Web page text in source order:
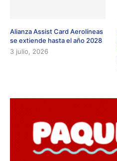
Alianza Assist Card Aerolíneas
se extiende hasta el año 2028
3 julio, 2026